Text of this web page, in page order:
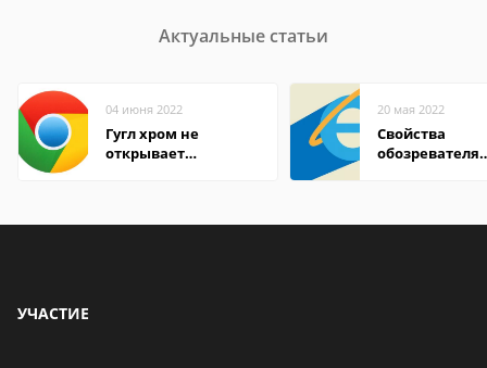
Актуальные статьи
04 июня 2022
Гугл хром не
открывает
20 мая 2022
Свойства
обозревателя
УЧАСТИЕ